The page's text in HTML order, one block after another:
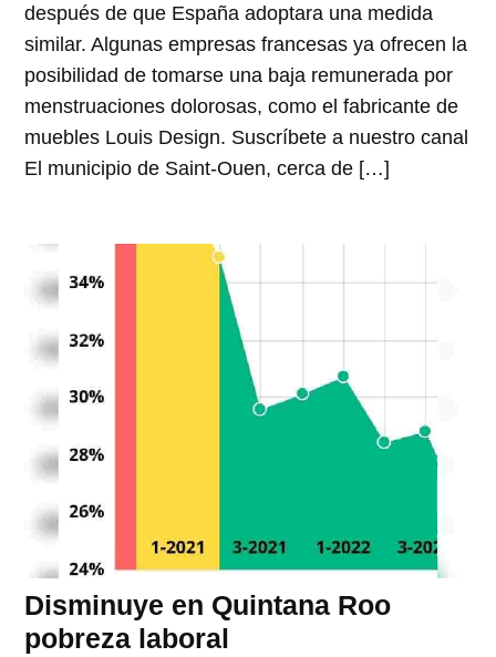
después de que España adoptara una medida
similar. Algunas empresas francesas ya ofrecen la
posibilidad de tomarse una baja remunerada por
menstruaciones dolorosas, como el fabricante de
muebles Louis Design. Suscríbete a nuestro canal
El municipio de Saint-Ouen, cerca de […]
Disminuye en Quintana Roo
pobreza laboral